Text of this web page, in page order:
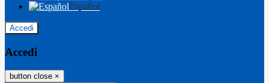
Español
Accedi
Accedi
button close ×